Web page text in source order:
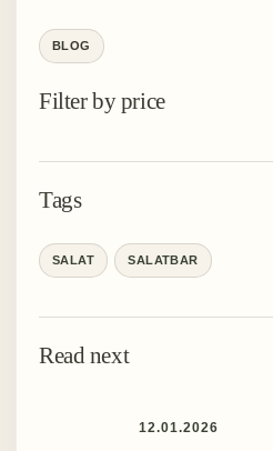
BLOG
Filter by price
Tags
SALAT SALATBAR
Read next
12.01.2026